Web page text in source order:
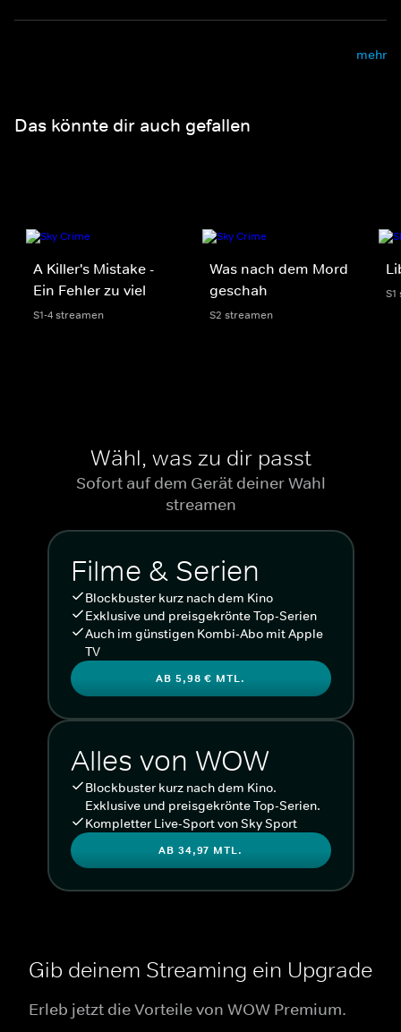
mehr
Das könnte dir auch gefallen
A Killer's Mistake -
Ein Fehler zu viel
S1-4 streamen
Was nach dem Mord
geschah
S2 streamen
Wähl, was zu dir passt
Sofort auf dem Gerät deiner Wahl
streamen
Filme & Serien
Blockbuster kurz nach dem Kino
Exklusive und preisgekrönte Top-Serien
Auch im günstigen Kombi-Abo mit Apple
TV
AB 5,98 € MTL.
Alles von WOW
Blockbuster kurz nach dem Kino.
Exklusive und preisgekrönte Top-Serien.
Kompletter Live-Sport von Sky Sport
AB 34,97 MTL.
Gib deinem Streaming ein Upgrade
Erleb jetzt die Vorteile von WOW Premium.